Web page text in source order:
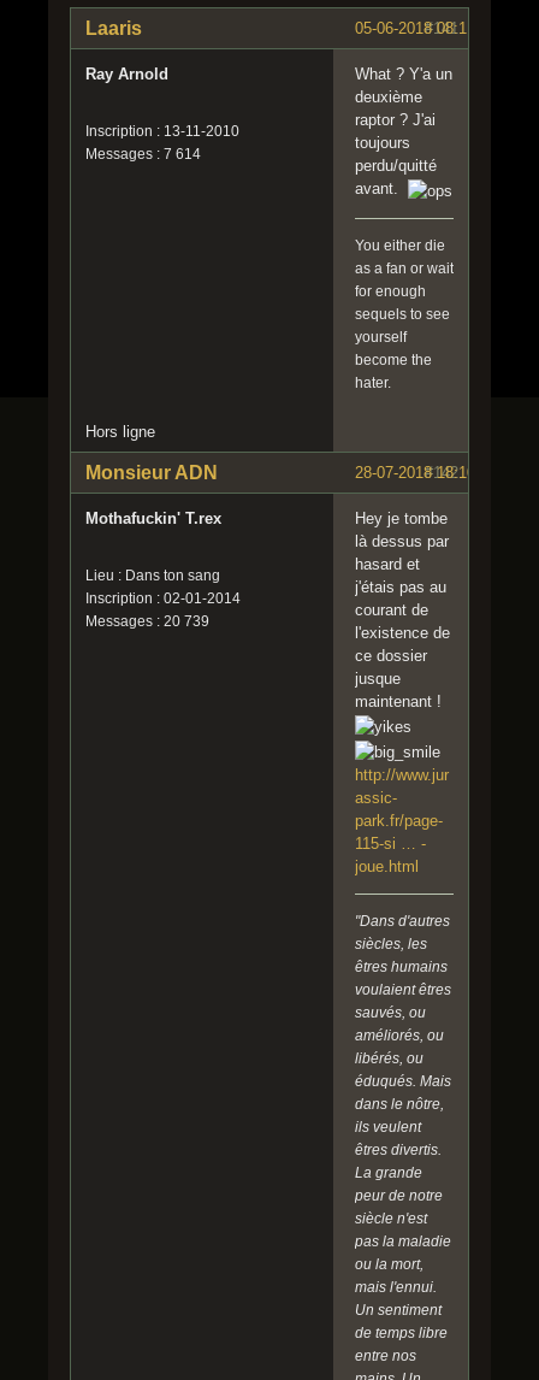
#141
05-06-2018 08:11:17
Laaris
Ray Arnold
Inscription : 13-11-2010
Messages : 7 614
What ? Y'a un
deuxième
raptor ? J'ai
toujours
perdu/quitté
avant.
You either die
as a fan or wait
for enough
sequels to see
yourself
become the
hater.
Hors ligne
#142
28-07-2018 18:10:32
Monsieur ADN
Mothafuckin' T.rex
Lieu : Dans ton sang
Inscription : 02-01-2014
Messages : 20 739
Hey je tombe
là dessus par
hasard et
j'étais pas au
courant de
l'existence de
ce dossier
jusque
maintenant !
http://www.jur
assic-
park.fr/page-
115-si … -
joue.html
"Dans d'autres
siècles, les
êtres humains
voulaient êtres
sauvés, ou
améliorés, ou
libérés, ou
éduqués. Mais
dans le nôtre,
ils veulent
êtres divertis.
La grande
peur de notre
siècle n'est
pas la maladie
ou la mort,
mais l'ennui.
Un sentiment
de temps libre
entre nos